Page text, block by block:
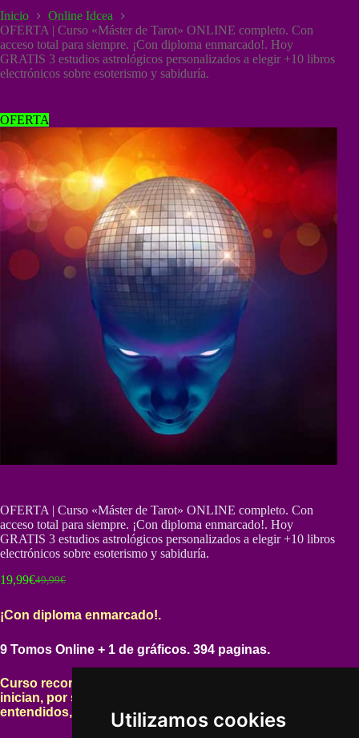
Utilizamos cookies
al
contenido
Inicio
Online Idcea
OFERTA | Curso «Máster de Tarot» ONLINE completo. Con
acceso total para siempre. ¡Con diploma enmarcado!. Hoy
GRATIS 3 estudios astrológicos personalizados a elegir +10 libros
electrónicos sobre esoterismo y sabiduría.
OFERTA
OFERTA | Curso «Máster de Tarot» ONLINE completo. Con
acceso total para siempre. ¡Con diploma enmarcado!. Hoy
GRATIS 3 estudios astrológicos personalizados a elegir +10 libros
electrónicos sobre esoterismo y sabiduría.
49,99€
El
original
49,99€.
19,99€El
actual
19,99€.
¡Con diploma enmarcado!.
9 Tomos Online + 1 de gráficos. 394 paginas.
Curso recomendado tanto para personas que se
inician, por su claridad y amenidad, como para
entendidos, por su nivel de profundidad.